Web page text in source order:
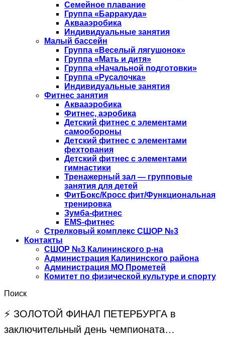
Семейное плавание
Группа «Барракуда»
Аквааэробика
Индивидуальные занятия
Малый бассейн
Группа «Веселый лягушонок»
Группа «Мать и дитя»
Группа «Начальной подготовки»
Группа «Русалочка»
Индивидуальные занятия
Фитнес занятия
Аквааэробика
Фитнес, аэробика
Детский фитнес с элементами
самообороны
Детский фитнес с элементами
фехтования
Детский фитнес с элементами
гимнастики
Тренажерный зал — групповые
занятия для детей
ФитБокс/Кросс фит/Функциональная
тренировка
Зумба-фитнес
EMS-фитнес
Стрелковый комплекс СШОР №3
Контакты
СШОР №3 Калининского р-на
Администрация Калининского района
Администрация МО Прометей
Комитет по физической культуре и спорту
Поиск
⚡️ ЗОЛОТОЙ ФИНАЛ ПЕТЕРБУРГА в
заключительный день чемпионата…